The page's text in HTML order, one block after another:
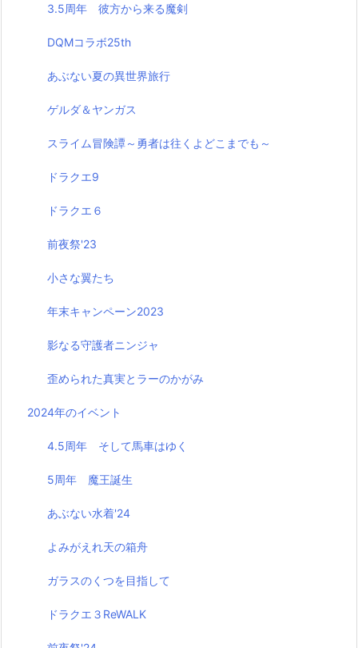
3.5周年 彼方から来る魔剣
DQMコラボ25th
あぶない夏の異世界旅行
ゲルダ＆ヤンガス
スライム冒険譚～勇者は往くよどこまでも～
ドラクエ9
ドラクエ６
前夜祭'23
小さな翼たち
年末キャンペーン2023
影なる守護者ニンジャ
歪められた真実とラーのかがみ
2024年のイベント
4.5周年 そして馬車はゆく
5周年 魔王誕生
あぶない水着'24
よみがえれ天の箱舟
ガラスのくつを目指して
ドラクエ３ReWALK